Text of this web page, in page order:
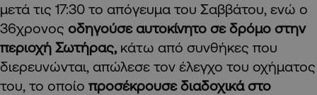
μετά τις 17:30 το απόγευμα του Σαββάτου, ενώ ο
36χρονος οδηγούσε αυτοκίνητο σε δρόμο στην
περιοχή Σωτήρας, κάτω από συνθήκες που
διερευνώνται, απώλεσε τον έλεγχο του οχήματος
του, το οποίο προσέκρουσε διαδοχικά στο